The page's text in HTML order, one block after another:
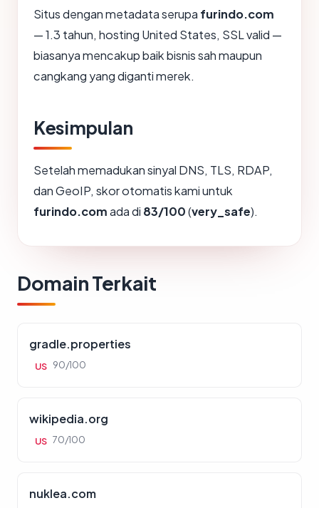
Situs dengan metadata serupa furindo.com
— 1.3 tahun, hosting United States, SSL valid —
biasanya mencakup baik bisnis sah maupun
cangkang yang diganti merek.
Kesimpulan
Setelah memadukan sinyal DNS, TLS, RDAP,
dan GeoIP, skor otomatis kami untuk
furindo.comada di 83/100(very_safe).
Domain Terkait
gradle.properties
US 90/100
wikipedia.org
US 70/100
nuklea.com